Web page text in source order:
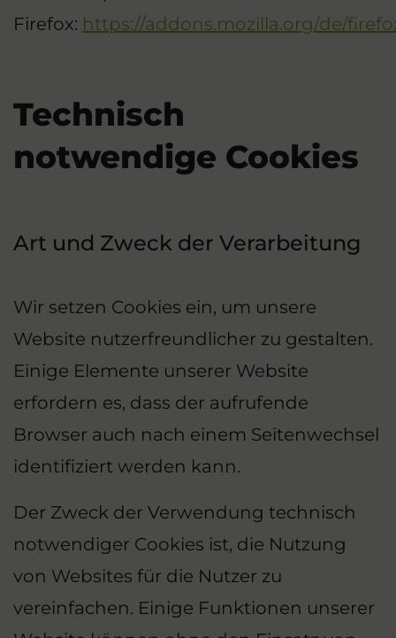
Firefox: https://addons.mozilla.org/de/
Technisch
notwendige Cookies
Art und Zweck der Verarbeitung
Wir setzen Cookies ein, um unsere
Website nutzerfreundlicher zu gestalten.
Einige Elemente unserer Website
erfordern es, dass der aufrufende
Browser auch nach einem Seitenwechsel
identifiziert werden kann.
Der Zweck der Verwendung technisch
notwendiger Cookies ist, die Nutzung
von Websites für die Nutzer zu
vereinfachen. Einige Funktionen unserer